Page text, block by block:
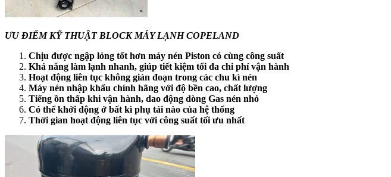
ƯU ĐIỂM KỸ THUẬT BLOCK MÁY LẠNH COPELAND
Chịu được ngập lỏng tốt hơn máy nén Piston có cùng công suất
Khả năng làm lạnh nhanh, giúp tiết kiệm tối đa chi phí vận hành
Hoạt động liên tục không gián đoạn trong các chu kì nén
Máy nén nhập khẩu chính hãng với độ bền cao, chất lượng
Tiếng ồn thấp khi vận hành, dao động dòng Gas nén nhỏ
Có thể khởi động ở bất kì phụ tải nào của hệ thống
Thời gian hoạt động liên tục với công suất tối ưu nhất